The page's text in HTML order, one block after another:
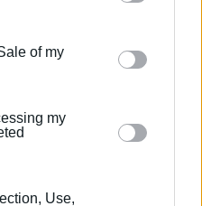
and store information
or deny consent to
to use your data for
of my
my
Use,
του Πανεπιστημίου